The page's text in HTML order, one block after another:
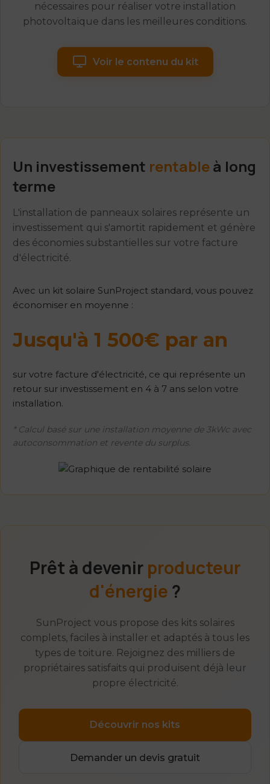
nécessaires pour réaliser votre installation
photovoltaïque dans les meilleures conditions.
Voir le contenu du kit
Un investissement rentableà long
terme
L'installation de panneaux solaires représente un
investissement qui s'amortit rapidement et génère
des économies substantielles sur votre facture
d'électricité.
Avec un kit solaire SunProject standard, vous pouvez
économiser en moyenne :
Jusqu'à 1 500€ par an
sur votre facture d'électricité, ce qui représente un
retour sur investissement en 4 à 7 ans selon votre
installation.
* Calcul basé sur une installation moyenne de 3kWc avec
autoconsommation et revente du surplus.
Prêt à devenir producteur
d'énergie ?
SunProject vous propose des kits solaires
complets, faciles à installer et adaptés à tous les
types de toiture. Rejoignez des milliers de
propriétaires satisfaits qui produisent déjà leur
propre électricité.
Découvrir nos kits
Demander un devis gratuit